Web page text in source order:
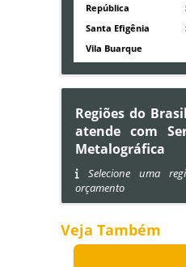
República
Santa Efigênia
Vila Buarque
Regiões do
atende com
Metalográfica
Selecione uma
orçamento
Veja Também